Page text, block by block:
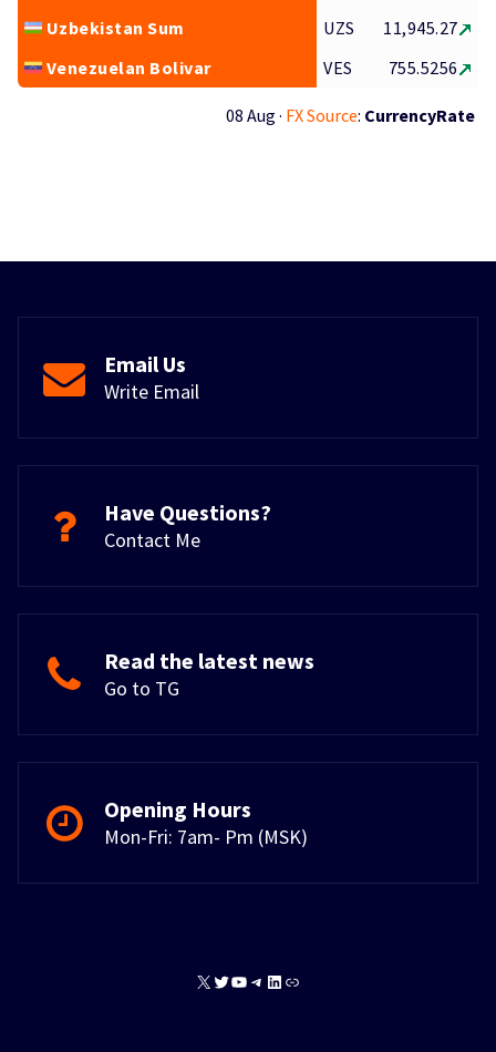
Uzbekistan Sum
UZS
11,945.27
Venezuelan Bolivar
VES 755.5256
08 Aug · FX Source: CurrencyRate
Email Us
Write Email
Have Questions?
Contact Me
Read the latest news
Go to TG
Opening Hours
Mon-Fri: 7am- Pm (MSK)
X TwitterYouTube
Telegram